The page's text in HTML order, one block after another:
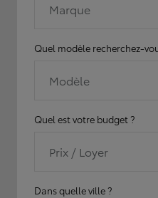
Marque
Quel modèle recherchez-
Modèle
Quel est votre budget ?
Prix / Loyer
Dans quelle ville ?